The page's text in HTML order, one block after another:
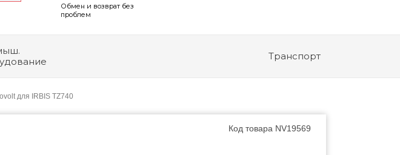
Обмен и возврат без
проблем
Транспорт
для IRBIS TZ740
Код товара NV19569